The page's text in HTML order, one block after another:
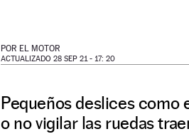
POR EL MOTOR
ACTUALIZADO 28 SEP 21 - 17: 20
Pequeños deslices como
o no vigilar las ruedas